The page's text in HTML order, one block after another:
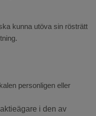
kunna utöva sin rösträtt
personligen eller
i den av